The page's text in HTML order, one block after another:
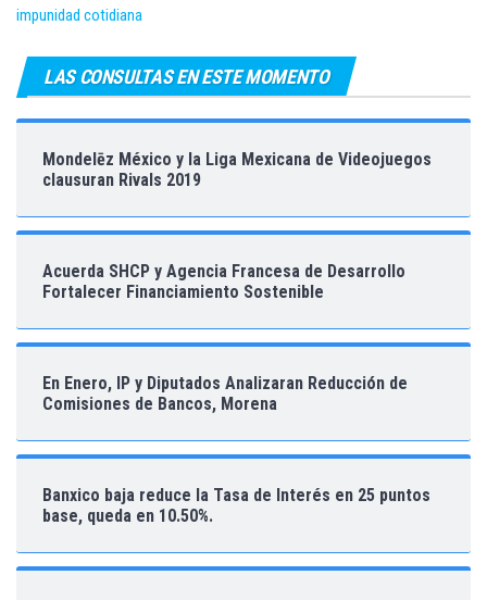
impunidad cotidiana
LAS CONSULTAS EN ESTE MOMENTO
Mondelēz México y la Liga Mexicana de Videojuegos
clausuran Rivals 2019
Acuerda SHCP y Agencia Francesa de Desarrollo
Fortalecer Financiamiento Sostenible
En Enero, IP y Diputados Analizaran Reducción de
Comisiones de Bancos, Morena
Banxico baja reduce la Tasa de Interés en 25 puntos
base, queda en 10.50%.